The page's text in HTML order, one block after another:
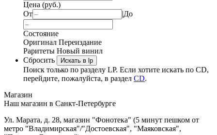
Цена (руб.)
От
|До
Состояние
Оригинал Переиздание
Раритеты Новый винил
Сбросить
Искать в lp
Поиск только по разделу LP. Если хотите искать по CD,
перейдите, пожалуйста, в раздел CD.
Магазин
Наш магазин в Санкт-Петербурге
Ул. Марата, д. 28, магазин "Фонотека" (5 минут пешком от
метро "Владимирская"/"Достоевская", "Маяковская",